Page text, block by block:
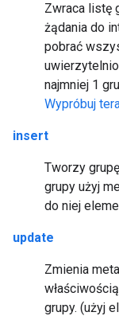
Zwraca listę
żądania do
pobrać
najmniej 1
Wypróbuj
insert
Tworzy
grupy użyj
do niej
update
Zmienia
grupy. (użyj